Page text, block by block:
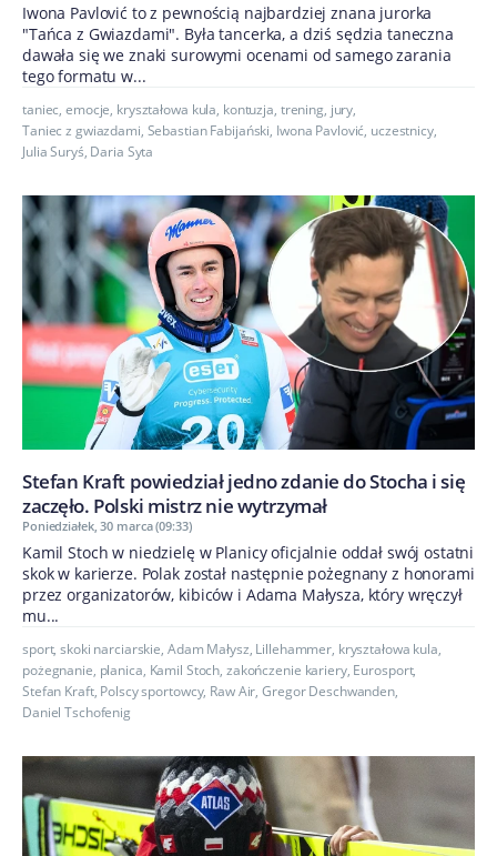
Iwona Pavlović to z pewnością najbardziej znana jurorka
"Tańca z Gwiazdami". Była tancerka, a dziś sędzia taneczna
dawała się we znaki surowymi ocenami od samego zarania
tego formatu w...
taniec,emocje, kryształowa kula, kontuzja, trening, jury,
Taniec z gwiazdami, Sebastian Fabijański, Iwona Pavlović, uczestnicy,
Julia Suryś, Daria Syta
Stefan Kraft powiedział jedno zdanie do Stocha i się
zaczęło. Polski mistrz nie wytrzymał
Poniedziałek, 30 marca (09:33)
Kamil Stoch w niedzielę w Planicy oficjalnie oddał swój ostatni
skok w karierze. Polak został następnie pożegnany z honorami
przez organizatorów, kibiców i Adama Małysza, który wręczył
mu...
sport,skoki narciarskie, Adam Małysz, Lillehammer, kryształowa kula,
pożegnanie, planica, Kamil Stoch, zakończenie kariery, Eurosport,
Stefan Kraft, Polscy sportowcy, Raw Air,Gregor Deschwanden,
Daniel Tschofenig